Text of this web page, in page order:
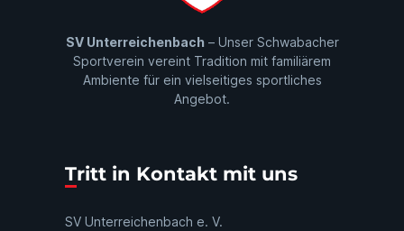
SV Unterreichenbach– Unser Schwabacher
Sportverein vereint Tradition mit familiärem
Ambiente für ein vielseitiges sportliches
Angebot.
Tritt in Kontakt mit uns
SV Unterreichenbach e. V.